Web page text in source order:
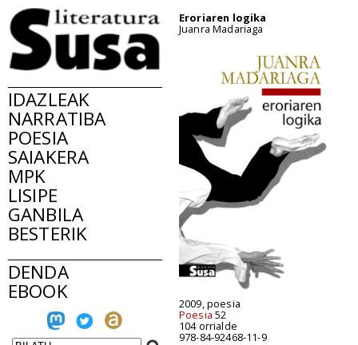
IDAZLEAK
NARRATIBA
POESIA
SAIAKERA
MPK
LISIPE
GANBILA
BESTERIK
DENDA
EBOOK
Eroriaren logika
Juanra Madariaga
2009, poesia
Poesia 52
104 orrialde
978-84-92468-11-9